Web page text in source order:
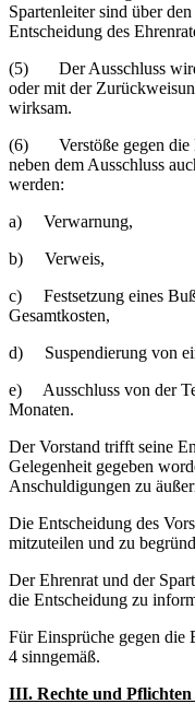
Spartenleiter sind über
Entscheidung des
(5) Der Ausschluss wird
oder mit der
wirksam.
(6) Verstöße gegen die
neben dem Ausschluss
werden:
a) Verwarnung,
b) Verweis,
c) Festsetzung eines
Gesamtkosten,
d) Suspendierung von
e) Ausschluss von der
Monaten.
Der Vorstand trifft seine
Gelegenheit gegeben
Anschuldigungen zu
Die Entscheidung des
mitzuteilen und zu
Der Ehrenrat und der
die Entscheidung zu
Für Einsprüche gegen die
4 sinngemäß.
III. Rechte und